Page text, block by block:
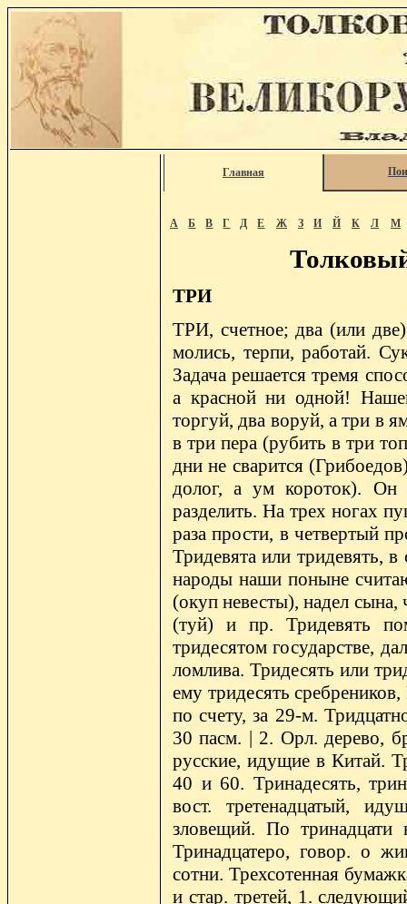
Главная
А Б В Г Д Е Ж З И Й К Л М
ТРИ
ТРИ, счетное; два (или две) с одним, четыре без одного. Помни три дела; молись, терпи, работай. Сукно от трех рублей, по три. По всем по трем! Задача решается тремя способами. Служили три лета, выслужил три репы - а красной ни одной! Нашего Мины не проймешь и в три дубины. Год торгуй, два воруй, а три в яме сиди. Либо три пей, либо трижды три. Пишет в три пера (рубить в три топора), а денежка не спора. Ешь три часа, а в три дни не сварится (Грибоедов). Было три жены - да все не острижены (волос долог, а ум короток). Он трех не перечтет. На трех свиней корму не разделить. На трех ногах пуще хромать станешь. До трех раз прощают. Три раза прости, в четвертый прохворости. Три царя, пояс в созвездии Ориона. Тридевята или тридевять, в старин. счете девятами, двадцать семь; кочевые народы наши поныне считают девятами (тогузами): виру или пеню, калым (окуп невесты), надел сына, число коней и овец, закалаемых на большой пир (туй) и пр. Тридевять поминается в сказках: За тридевять земель, в тридесятом государстве, далеко. Она только за тридевятого жениха пойдет, ломлива. Тридесять или тридцать, три десятка, тридевята и три. Поставиша ему тридесять сребреников, Матф. Тридесятый или тридцатый, следующий, по счету, за 29-м. Тридцатное полотно, тридцатка, 1. шириной, в основе, в 30 пасм. | 2. Орл. дерево, бревно в 30 арш., в 10 саж. Тридцатовые сукна, русские, идущие в Китай. Тридцатная десятина, казенная, 30 и 80 саж. или 40 и 60. Тринадесять, тринадцать, двенадцать и один. -десятый, -дцатый вост. третенадцатый, идущий за 12-м. Тринадцатый гость под стол, зловещий. По тринадцати на дюжину дают, да и то не берут, плохое. Тринадцатеро, говор. о живом, тринадцать, сам-тринадцать. Триста, три сотни. Трехсотенная бумажка. На триста пусто, на пятьсот ничего. | Третий, и стар. третей, 1. следующий за вторым. Третий час, пора меж двух и трех часов. В начале, в исходе третьего. Две собаки грызутся, а третья не суйся. Дважды прощают, а по третьему карают. Двое третьего ждут, а семеры одного не ждут. Третий (игрок, слушатель, спорщик) под стол. По третьему разу всегда вырубишь огня. Беда беду родит - третья сама бежит. Не хвались замужеством (женитьбой) третьего дня, а хвались - третьего года. По третьей вдовец - без огня кузнец. | 2. Третий, судья или посредник, для мировой, для третейского суда; | 3. заручник, поручитель; | 4. свидетель, притомный, бытчик. А о чем ся сопрут, ино им третей митрополит, стар. судья. И мы себе не ставя судей (не желая судиться), полюбили есмя себе обои исци третиих (имрек).... положилися есмя на тех третьих, как нам укажут межу, та нам межа люба. И третие, ставь на землю, молвили и пр. Писати в записех свои имена, и третьих, свидетелей, Кшх. Отдать заклад третьему, за руку, на сохранение. Третьих не было, свидетелей. Взять третьих, сторонних, понятых. Выемку делают с третьими, при третьих. | Третейское разбирательство, - суд. Быть делу по третейскому. Треть ж. третья часть чего, одна часть из трех равных. Жалованье по третям (года), за каждые четыре месяца. Убирать хлеба из трети, из третьей доли. Третное жалованье. Третные ведомости, отчеты. Третной или третничный 1. чугуна, в котором две части серого и одна часть белого чугуна, он же третник. | 2. Третник, коробок, в третью долю мерного угольного короба, заводск. | 3. Третник, стар. мера земли; был и малый третник. Пашни десять четвертей с третником. | 4. Товарищ, пайщик, дольщик в одной трети. | 5. Третники встарь правили третями Москвы, а трети были, что в Новгороде концы. | 6. Пахарь из трети, третьей доли, как половник из половины. Третница, перемежная лихорадка через каждые два дня. Третчик 1. стар.